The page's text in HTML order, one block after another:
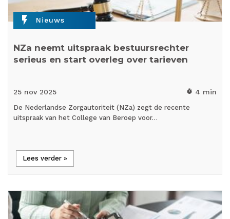
flash_on Nieuws
NZa neemt uitspraak bestuursrechter
serieus en start overleg over tarieven
25 nov 2025 timer 4 min
De Nederlandse Zorgautoriteit (NZa) zegt de recente
uitspraak van het College van Beroep voor…
Lees verder »